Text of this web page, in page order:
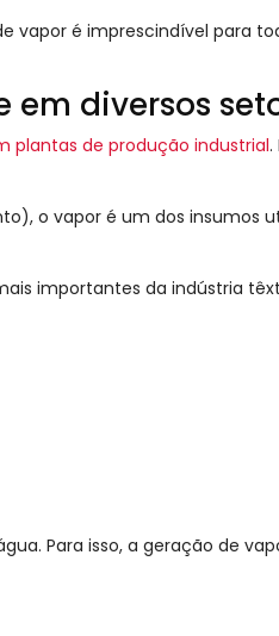
é imprescindível para
diversos
plantas de produção industrial.
o vapor é um dos insumos
importantes da indústria
Para isso, a geração de